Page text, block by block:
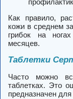
Как правило,
кожи в среднем
грибок на
месяцев.
Таблетки
Часто можно
таблетках. Это
предназначен для